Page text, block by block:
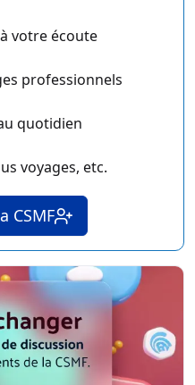
votre écoute
professionnels
quotidien
voyages, etc.
CSMF